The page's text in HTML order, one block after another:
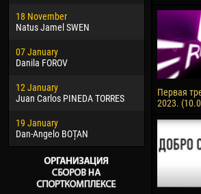
18 November
Natus Jamel SWEN
07 January
Danila FOROV
12 January
Juan Carlos PINEDA TORRES
19 January
Dan-Angelo BOȚAN
Jayder
22 March
Samba KONÉ
26 March
Vitor Hugo
28 March
Raí LOPES
Первая
2023.